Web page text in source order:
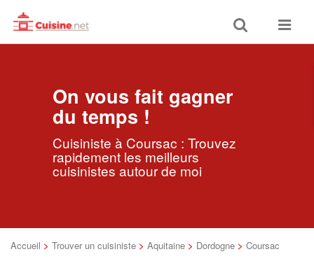
Toggle
search
Toggle
On vous fait gagner
du temps !
Cuisiniste à Coursac : Trouvez
rapidement les meilleurs
cuisinistes autour de moi
Accueil > Trouver un cuisiniste > Aquitaine > Dordogne > Coursac